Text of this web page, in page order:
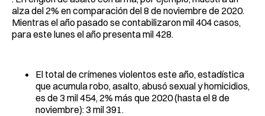
alza del 2% en comparación del 8 de noviembre de 2020.
Mientras el año pasado se contabilizaron mil 404 casos,
para este lunes el año presenta mil 428.
El total de crímenes violentos este año, estadística
que acumula robo, asalto, abusó sexual y homicidios,
es de 3 mil 454, 2% más que 2020 (hasta el 8 de
noviembre): 3 mil 391.